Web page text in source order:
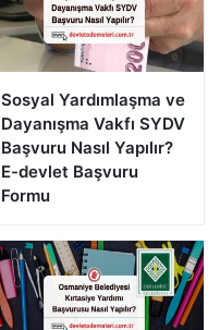
Sosyal Yardımlaşma ve
Dayanışma Vakfı SYDV
Başvuru Nasıl Yapılır?
E-devlet Başvuru
Formu